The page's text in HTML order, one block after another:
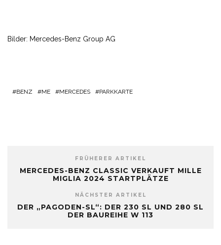
Bilder: Mercedes-Benz Group AG
BENZ ME MERCEDES PARKKARTE
FRÜHERER ARTIKEL
MERCEDES-BENZ CLASSIC VERKAUFT MILLE
MIGLIA 2024 STARTPLÄTZE
NÄCHSTER ARTIKEL
DER „PAGODEN-SL“: DER 230 SL UND 280 SL
DER BAUREIHE W 113